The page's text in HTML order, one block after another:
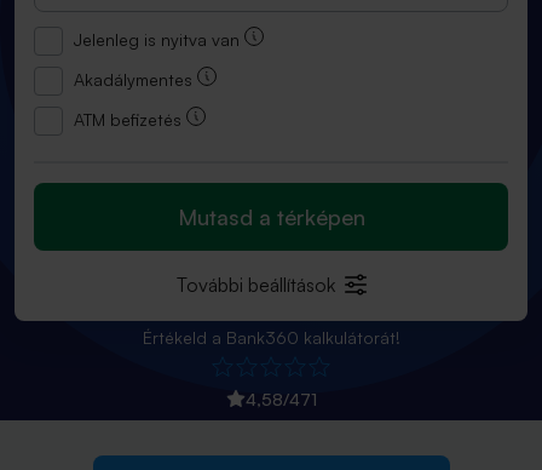
Jelenleg is nyitva van
Akadálymentes
ATM befizetés
További beállítások
Mutasd a térképen
Értékeld a Bank360 kalkulátorát!
4,58/471